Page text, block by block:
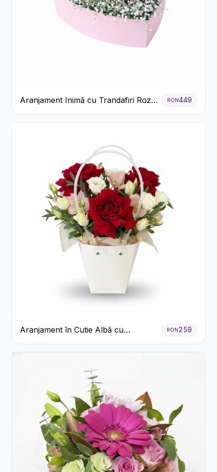
Aranjament Inimă cu Trandafiri Roz
și Gypsophila Albă
RON449
Aranjament în Cutie Albă cu
Trandafiri Roșii și Lisianthus
RON259